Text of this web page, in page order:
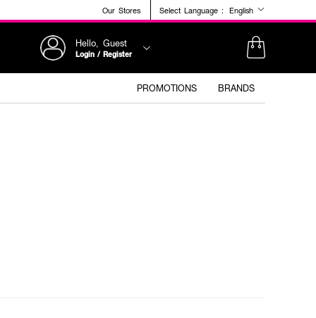
Our Stores Select Language : English
Hello, Guest
Login / Register
PROMOTIONS BRANDS